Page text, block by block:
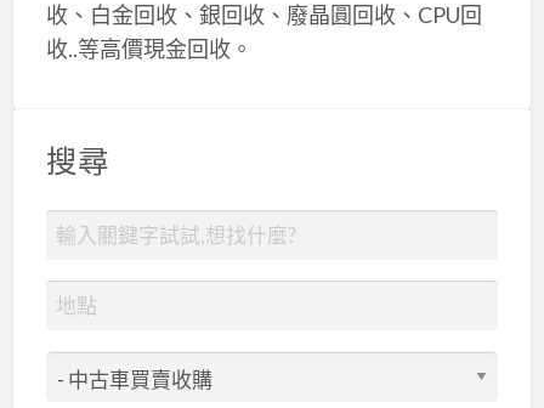
收、白金回收、銀回收、廢晶圓回收、CPU回
收..等高價現金回收。
搜尋